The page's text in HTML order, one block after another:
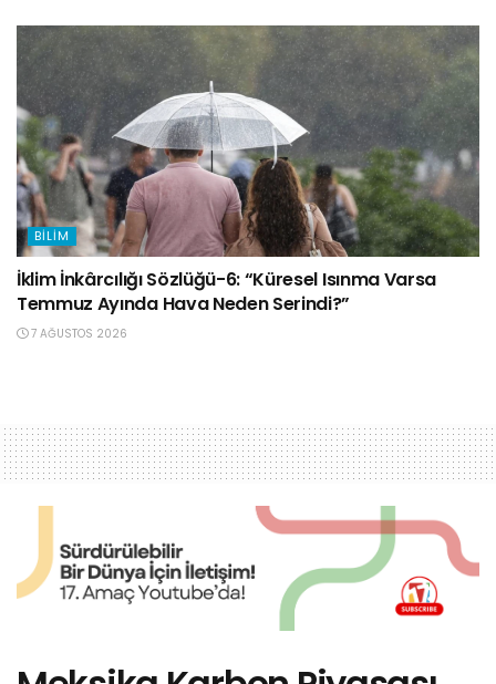
BILIM
İklim İnkârcılığı Sözlüğü-6: “Küresel Isınma Varsa
Temmuz Ayında Hava Neden Serindi?”
7 AĞUSTOS 2026